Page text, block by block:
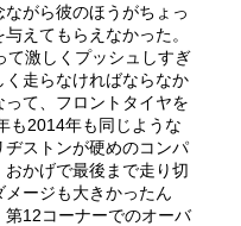
がら彼のほうがちょっ
えてもらえなかった。
て激しくプッシュしすぎ
走らなければならなか
て、フロントタイヤを
も2014年も同じような
ストンが硬めのコンパ
かげで最後まで走り切
ージも大きかったん
12コーナーでのオーバ